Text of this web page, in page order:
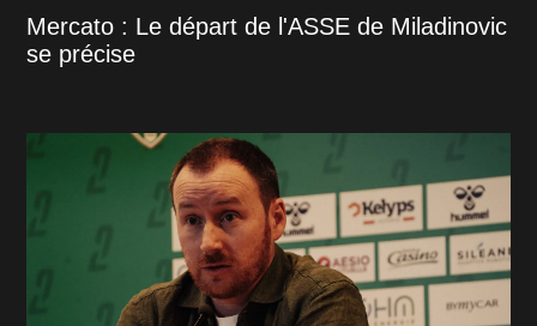
Mercato : Le départ de l'ASSE de Miladinovic
se précise